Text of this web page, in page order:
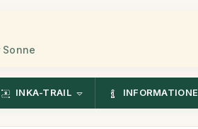
INKA-TRAIL